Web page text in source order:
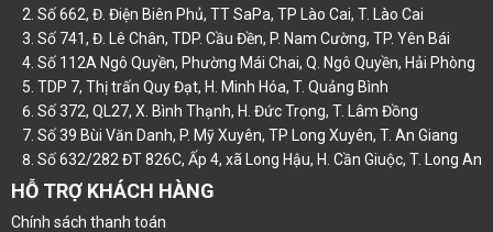
Số 662, Đ. Điện Biên Phủ, TT SaPa, TP Lào Cai, T. Lào Cai
Số 741, Đ. Lê Chân, TDP. Cầu Đền, P. Nam Cường, TP. Yên Bái
Số 112A Ngô Quyền, Phường Mái Chai, Q. Ngô Quyền, Hải Phòng
TDP 7, Thị trấn Quy Đạt, H. Minh Hóa, T. Quảng Bình
Số 372, QL27, X. Bình Thạnh, H. Đức Trọng, T. Lâm Đồng
Số 39 Bùi Văn Danh, P. Mỹ Xuyên, TP Long Xuyên, T. An Giang
Số 632/282 ĐT 826C, Ấp 4, xã Long Hậu, H. Cần Giuộc, T. Long An
HỖ TRỢ KHÁCH HÀNG
Chính sách thanh toán